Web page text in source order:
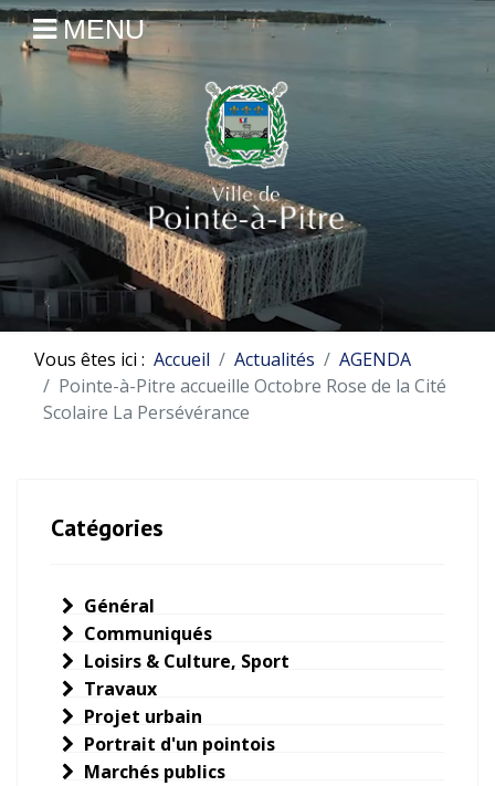
MENU
Vous êtes ici : Accueil Actualités
AGENDA
Pointe-à-Pitre accueille Octobre Rose de la Cité
Scolaire La Persévérance
Catégories
Général
Communiqués
Loisirs & Culture, Sport
Travaux
Projet urbain
Portrait d'un pointois
Marchés publics